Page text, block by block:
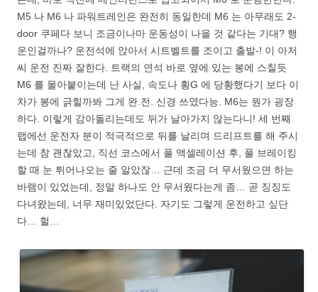
M5 나 M6 나 파워트레인은 완전히 동일한데 M6 는 아무래도 2-
door 쿠페다 보니 조금이나마 운동성이 나을 것 같다는 기대? 행
운인걸까나? 운전석에 앉아서 시트벨트를 조이고 출발-! 이 아저
씨 운전 진짜 잘한다. 트랙의 연석 바로 옆에 있는 봉에 스칠듯
M6 를 몰아붙이는데 난 사실, 속도나 횡G 에 당황했다기 보다 이
차가 봉에 긁힐까봐 그게 완.전. 신경 쓰였다능. M6는 뭔가 굉장
하다. 이렇게 감아돌리는데도 뒤가 날아가지 않는다니! 세 번째
랩에선 운전자 분이 적극적으로 뒤를 날리며 드리프트를 해 주시
는데 참 괜찮았고, 직선 코스에서 풀 액셀레이션 후, 풀 브레이킹
할 때 눈 튀어나오는 줄 알았잖… 근데 조금 더 무서웠으면 하는
바램이 있었는데, 정말 하나도 안 무서웠다는게 좀… 곧 징징도
다녀왔는데, 너무 재미있었단다. 자기도 그렇게 운전하고 싶단
다… 헐…